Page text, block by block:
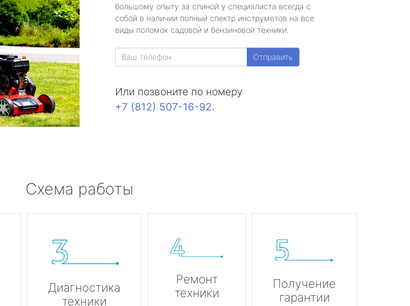
большому опыту за спиной у специалиста всегда с
собой в наличии полный спектр инструметов на все
виды поломок садовой и бензиновой техники.
Отправить
Или позвоните по номеру
+7 (812) 507-16-92.
Схема работы
Диагностика
техники
Ремонт
техники
Получение
гарантии